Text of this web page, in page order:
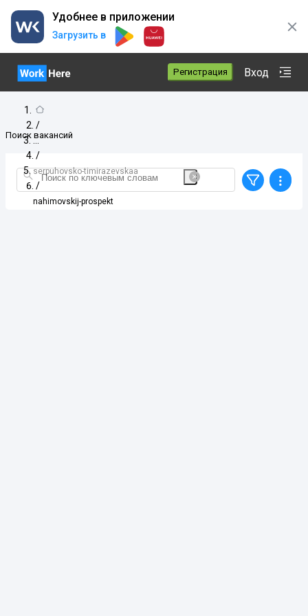
Удобнее в приложении
Загрузить в
Регистрация Вход
/
/
serpuhovsko-timirazevskaa
/
nahimovskij-prospekt
Поиск вакансий